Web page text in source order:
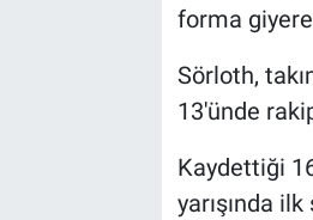
forma
Sörloth,
13'ünde
Kaydettiği
yarışında